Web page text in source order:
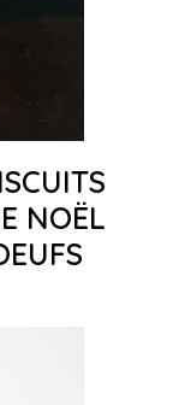
NOËL